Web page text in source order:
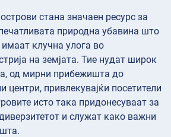
стана значаен ресурс за
природна убавина што
имаат клучна улога во
на земјата. Тие нудат широк
од мирни прибежишта до
центри, привлекувајќи посетители
исто така придонесуваат за
и служат како важни